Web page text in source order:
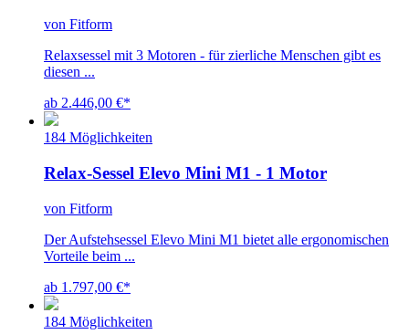
von Fitform
Relaxsessel mit 3 Motoren - für zierliche Menschen gibt es
diesen ...
ab 2.446,00 €*
184 Möglichkeiten
Relax-Sessel Elevo Mini M1 - 1 Motor
von Fitform
Der Aufstehsessel Elevo Mini M1 bietet alle ergonomischen
Vorteile beim ...
ab 1.797,00 €*
184 Möglichkeiten